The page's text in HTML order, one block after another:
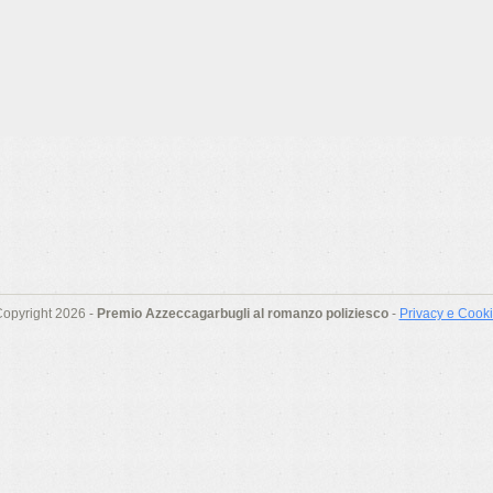
2026 - Premio Azzeccagarbugli al romanzo poliziesco- Privacy e